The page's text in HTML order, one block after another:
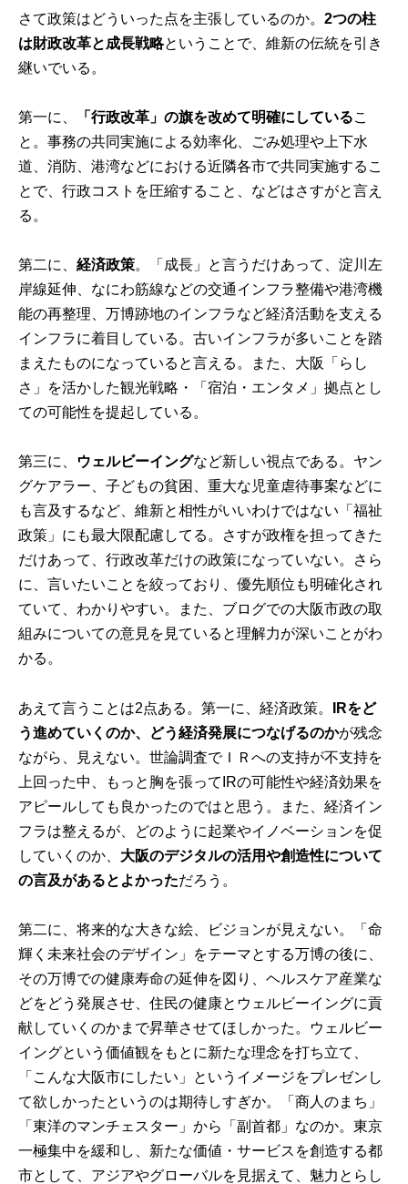
さて政策はどういった点を主張しているのか。2つの柱
は財政改革と成長戦略ということで、維新の伝統を引き
継いでいる。
第一に、 「行政改革」の旗を改めて明確にしているこ
と。事務の共同実施による効率化、ごみ処理や上下水
道、消防、港湾などにおける近隣各市で共同実施するこ
とで、行政コストを圧縮すること、などはさすがと言え
る。
第二に、経済政策。「成長」と言うだけあって、淀川左
岸線延伸、なにわ筋線などの交通インフラ整備や港湾機
能の再整理、万博跡地のインフラなど経済活動を支える
インフラに着目している。古いインフラが多いことを踏
まえたものになっていると言える。また、大阪「らし
さ」を活かした観光戦略・「宿泊・エンタメ」拠点とし
ての可能性を提起している。
第三に、 ウェルビーイングなど新しい視点である。ヤン
グケアラー、子どもの貧困、重大な児童虐待事案などに
も言及するなど、維新と相性がいいわけではない「福祉
政策」にも最大限配慮してる。さすが政権を担ってきた
だけあって、行政改革だけの政策になっていない。さら
に、言いたいことを絞っており、優先順位も明確化され
ていて、わかりやすい。また、 ブログでの大阪市政の取
組みについての意見を見ていると理解力が深いことがわ
かる。
あえて言うことは2点ある。第一に、経済政策。
IRをど
う進めていくのか、どう経済発展につなげるのかが残念
ながら、見えない。世論調査でＩＲへの支持が不支持を
上回った中、もっと胸を張ってIRの可能性や経済効果を
アピールしても良かったのではと思う。また、経済イン
フラは整えるが、どのように起業やイノベーションを促
していくのか、 大阪のデジタルの活用や創造性について
の言及があるとよかっただろう。
第二に、将来的な大きな絵、ビジョンが見えない。
「命
輝く未来社会のデザイン」をテーマとする万博の後に、
その万博での健康寿命の延伸を図り、ヘルスケア産業な
どをどう発展させ、住民の健康とウェルビーイングに貢
献していくのかまで昇華させてほしかった。ウェルビー
イングという価値観をもとに新たな理念を打ち立て、
「こんな大阪市にしたい」というイメージをプレゼンし
て欲しかったというのは期待しすぎか。「商人のまち」
「東洋のマンチェスター」から「副首都」なのか。東京
一極集中を緩和し、新たな価値・サービスを創造する都
市として、アジアやグローバルを見据えて、魅力とらし